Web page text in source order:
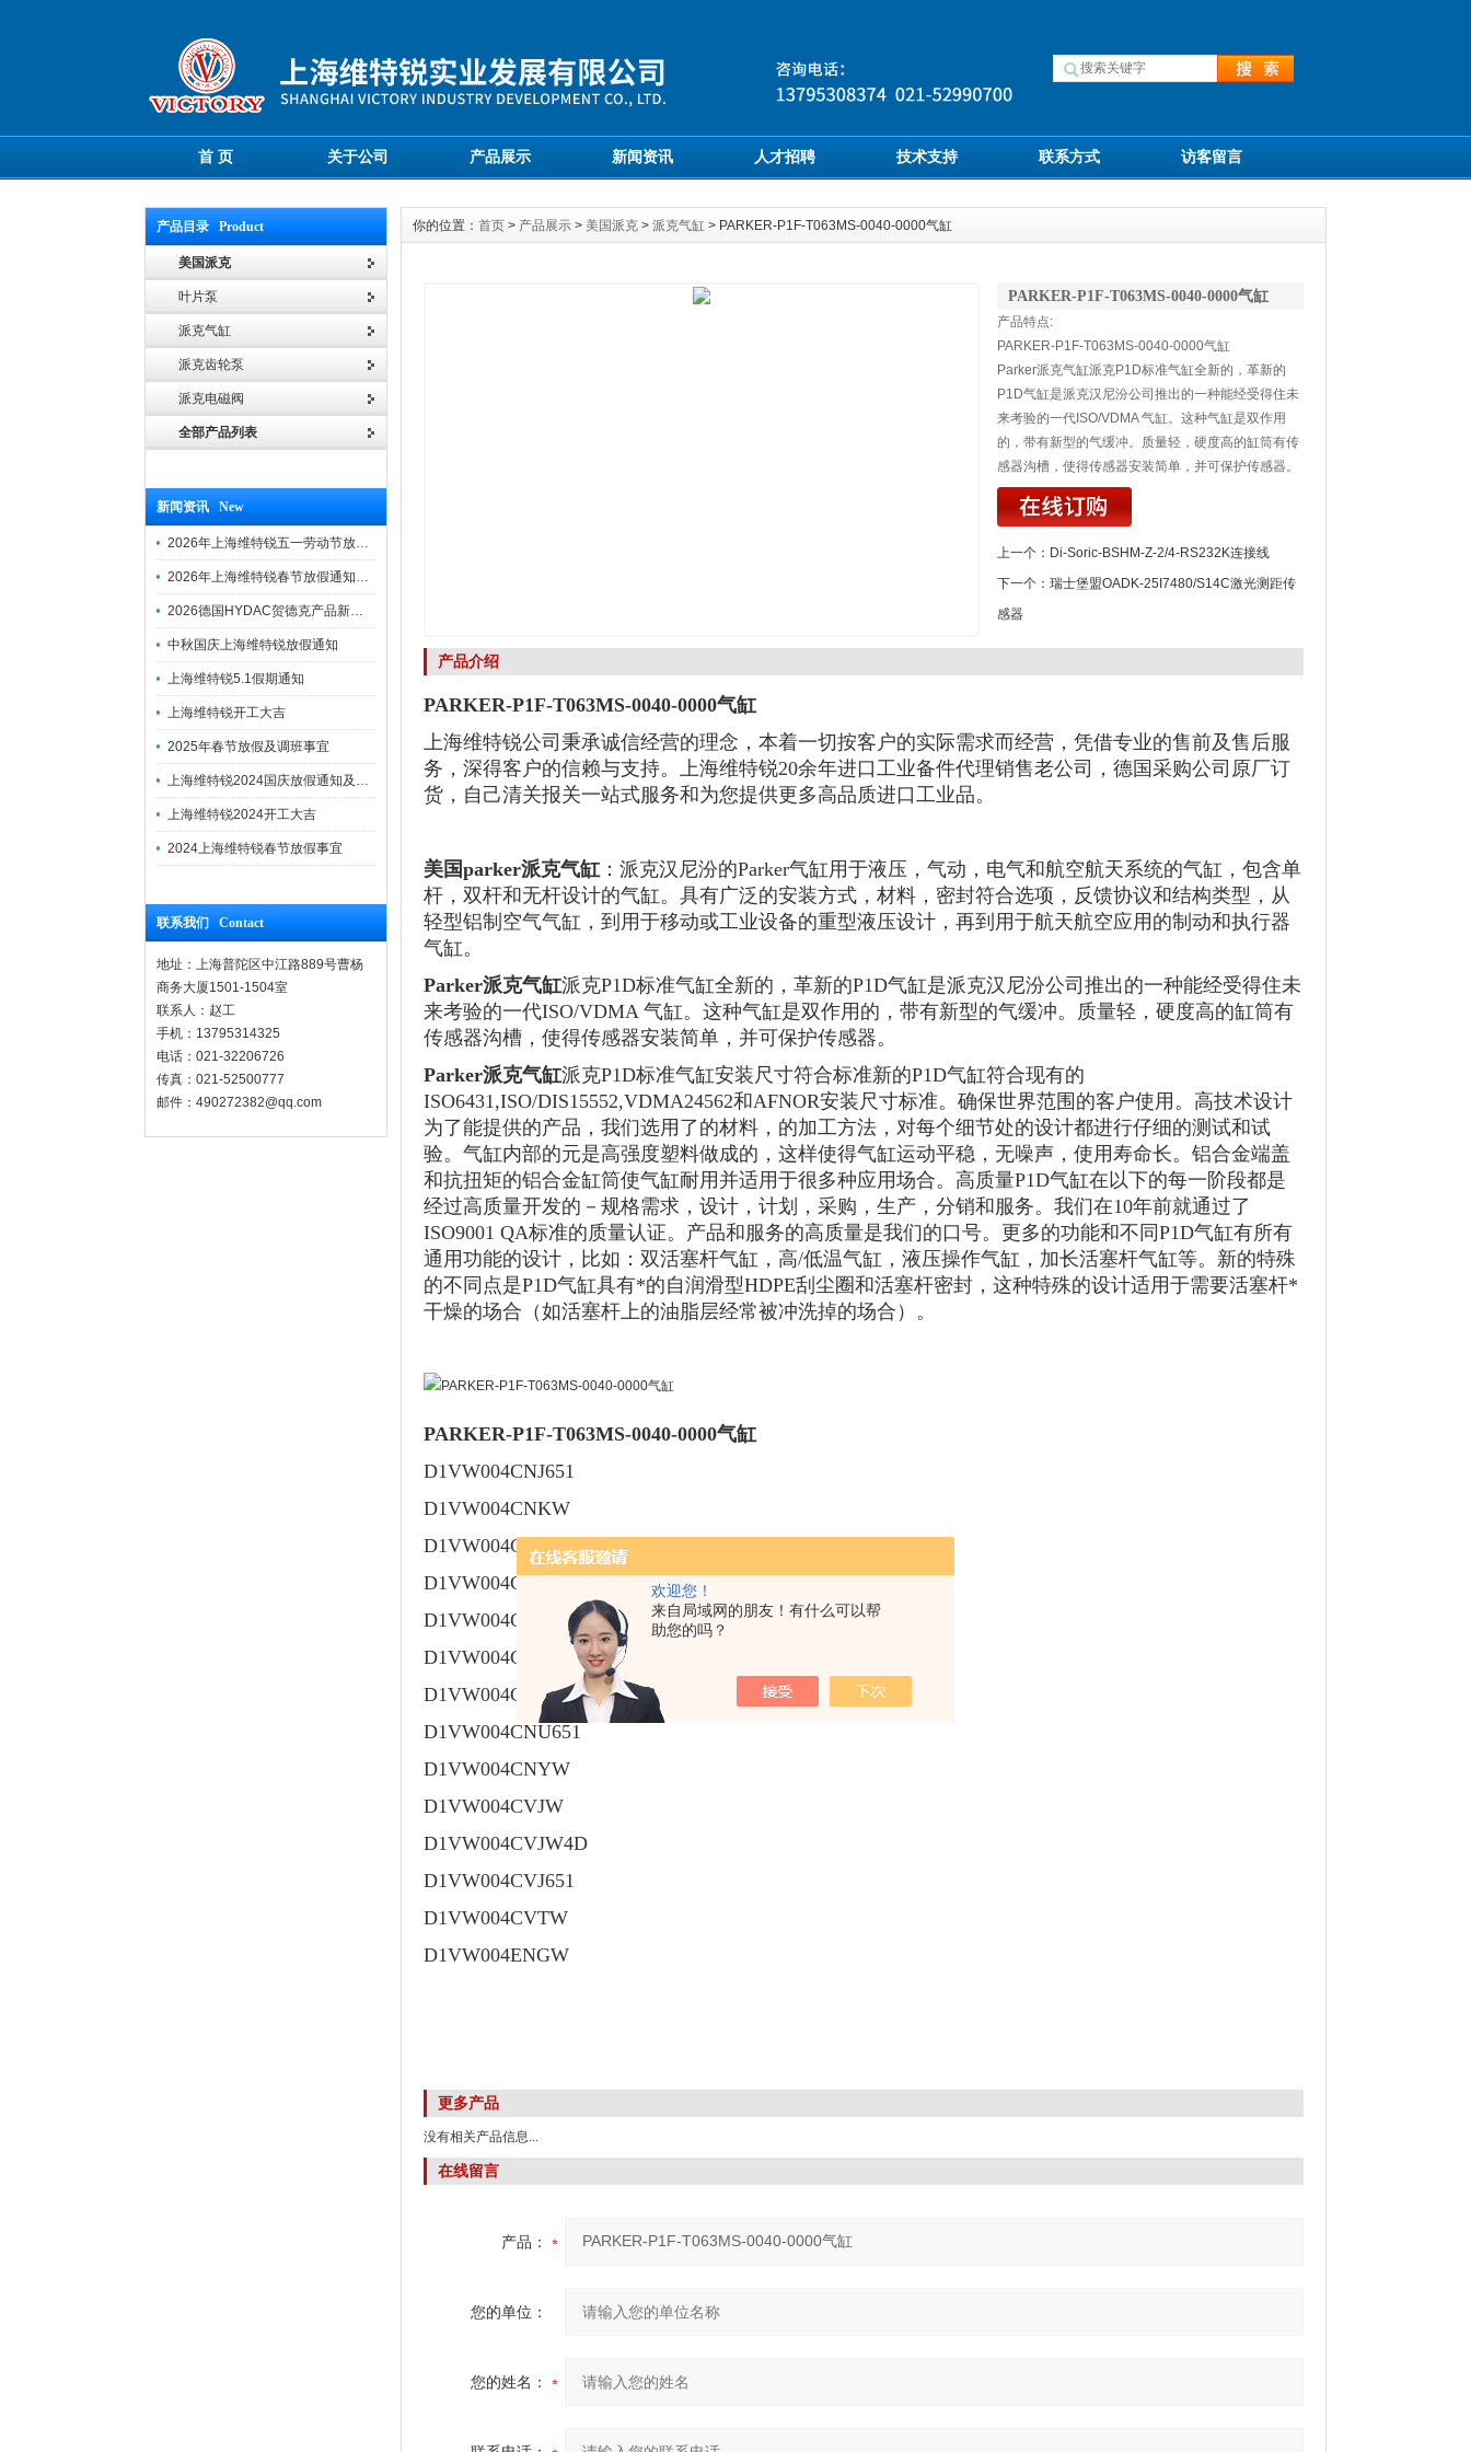
欢迎您！
来自局域网的朋友！有什么可以帮
助您的吗？
首 页 关于公司 产品展示 新闻资讯 人才招聘 技术支持 联系方式 访客留言
产品目录 Product
美国派克
叶片泵
派克气缸
派克齿轮泵
派克电磁阀
全部产品列表
新闻资讯 New
2026年上海维特锐五一劳动节放假通知
2026年上海维特锐春节放假通知及调班安排
2026德国HYDAC贺德克产品新到一批现货
中秋国庆上海维特锐放假通知
上海维特锐5.1假期通知
上海维特锐开工大吉
2025年春节放假及调班事宜
上海维特锐2024国庆放假通知及调休安排
上海维特锐2024开工大吉
2024上海维特锐春节放假事宜
联系我们 Contact
地址：上海普陀区中江路889号曹杨
商务大厦1501-1504室
联系人：赵工
手机：13795314325
电话：021-32206726
传真：021-52500777
邮件：490272382@qq.com
你的位置： 首页 > 产品展示 > 美国派克 > 派克气缸 > PARKER-P1F-T063MS-0040-0000气缸
PARKER-P1F-T063MS-0040-0000气缸
产品特点:
PARKER-P1F-T063MS-0040-0000气缸
Parker派克气缸派克P1D标准气缸全新的，革新的
P1D气缸是派克汉尼汾公司推出的一种能经受得住未
来考验的一代ISO/VDMA 气缸。这种气缸是双作用
的，带有新型的气缓冲。质量轻，硬度高的缸筒有传
感器沟槽，使得传感器安装简单，并可保护传感器。
上一个： Di-Soric-BSHM-Z-2/4-RS232K连接线
下一个： 瑞士堡盟OADK-25I7480/S14C激光测距传
感器
产品介绍
PARKER-P1F-T063MS-0040-0000气缸
上海维特锐公司秉承诚信经营的理念，本着一切按客户的实际需求而经营，凭借专业的售前及售后服
务，深得客户的信赖与支持。上海维特锐20余年进口工业备件代理销售老公司，德国采购公司原厂订
货，自己清关报关一站式服务和为您提供更多高品质进口工业品。
美国parker派克气缸：派克汉尼汾的Parker气缸用于液压，气动，电气和航空航天系统的气缸，包含单
杆，双杆和无杆设计的气缸。具有广泛的安装方式，材料，密封符合选项，反馈协议和结构类型，从
轻型铝制空气气缸，到用于移动或工业设备的重型液压设计，再到用于航天航空应用的制动和执行器
气缸。
Parker派克气缸派克P1D标准气缸全新的，革新的P1D气缸是派克汉尼汾公司推出的一种能经受得住未
来考验的一代ISO/VDMA 气缸。这种气缸是双作用的，带有新型的气缓冲。质量轻，硬度高的缸筒有
传感器沟槽，使得传感器安装简单，并可保护传感器。
Parker派克气缸派克P1D标准气缸安装尺寸符合标准新的P1D气缸符合现有的
ISO6431,ISO/DIS15552,VDMA24562和AFNOR安装尺寸标准。确保世界范围的客户使用。高技术设计
为了能提供的产品，我们选用了的材料，的加工方法，对每个细节处的设计都进行仔细的测试和试
验。气缸内部的元是高强度塑料做成的，这样使得气缸运动平稳，无噪声，使用寿命长。铝合金端盖
和抗扭矩的铝合金缸筒使气缸耐用并适用于很多种应用场合。高质量P1D气缸在以下的每一阶段都是
经过高质量开发的－规格需求，设计，计划，采购，生产，分销和服务。我们在10年前就通过了
ISO9001 QA标准的质量认证。产品和服务的高质量是我们的口号。更多的功能和不同P1D气缸有所有
通用功能的设计，比如：双活塞杆气缸，高/低温气缸，液压操作气缸，加长活塞杆气缸等。新的特殊
的不同点是P1D气缸具有*的自润滑型HDPE刮尘圈和活塞杆密封，这种特殊的设计适用于需要活塞杆*
干燥的场合（如活塞杆上的油脂层经常被冲洗掉的场合）。
PARKER-P1F-T063MS-0040-0000气缸
D1VW004CNJ651
D1VW004CNKW
D1VW004CNS5099
D1VW004CNS5163
D1VW004CNS610
D1VW004CNTW
D1VW004CNUW
D1VW004CNU651
D1VW004CNYW
D1VW004CVJW
D1VW004CVJW4D
D1VW004CVJ651
D1VW004CVTW
D1VW004ENGW
更多产品
没有相关产品信息...
在线留言
产品：
您的单位：
您的姓名：